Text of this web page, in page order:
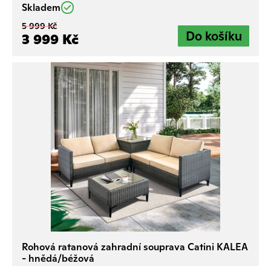
Skladem
5 999 Kč
3 999 Kč
Rohová ratanová zahradní souprava Catini KALEA
- hnědá/béžová